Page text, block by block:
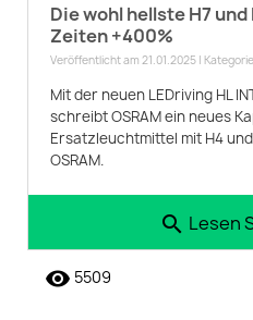
Die wohl hellste H7
Zeiten +400%
Veröffentlicht am 21.01.2025 |
Mit der neuen LEDriving HL
schreibt OSRAM ein neues
Ersatzleuchtmittel mit H4
OSRAM.
search Lesen
remove_red_eye 5509